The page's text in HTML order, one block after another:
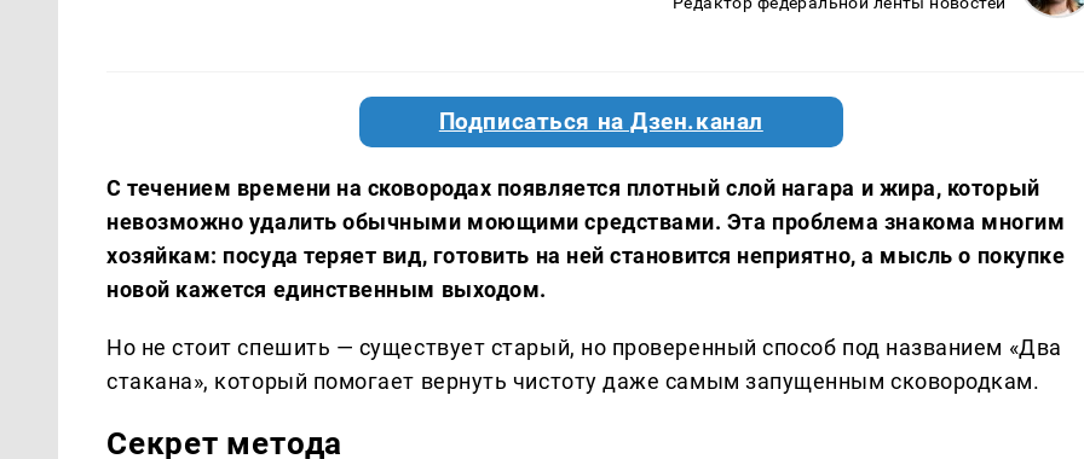
Подписаться на Дзен.канал
С течением времени на сковородах появляется плотный слой нагара и жира, который
невозможно удалить обычными моющими средствами. Эта проблема знакома многим
хозяйкам: посуда теряет вид, готовить на ней становится неприятно, а мысль о покупке
новой кажется единственным выходом.
Но не стоит спешить — существует старый, но проверенный способ под названием «Два
стакана», который помогает вернуть чистоту даже самым запущенным сковородкам.
Секрет метода